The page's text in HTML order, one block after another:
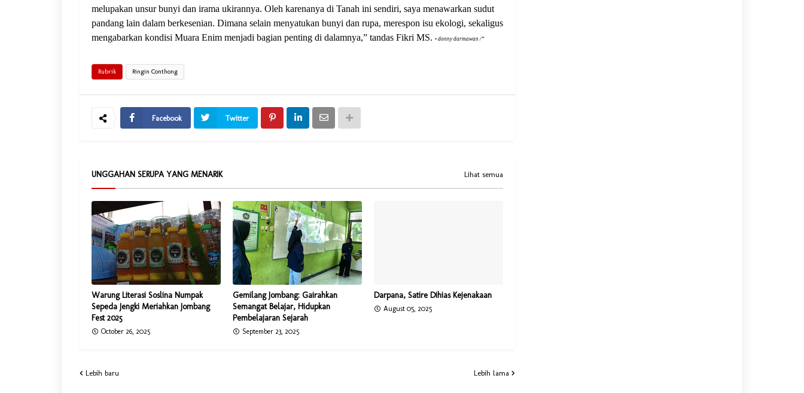
melupakan unsur bunyi dan irama ukirannya. Oleh karenanya di Tanah ini sendiri, saya menawarkan sudut
pandang lain dalam berkesenian. Dimana selain menyatukan bunyi dan rupa, merespon isu ekologi, sekaligus
mengabarkan kondisi Muara Enim menjadi bagian penting di dalamnya,” tandas Fikri MS. • donny darmawan /*
Rubrik Ringin Conthong
Facebook Twitter
UNGGAHAN SERUPA YANG MENARIK Lihat semua
Warung Literasi Soslina Numpak
Sepeda Jengki Meriahkan Jombang
Fest 2025
October 26, 2025
Gemilang Jombang: Gairahkan
Semangat Belajar, Hidupkan
Pembelajaran Sejarah
September 23, 2025
Darpana, Satire Dihias Kejenakaan
August 05, 2025
Lebih baru Lebih lama